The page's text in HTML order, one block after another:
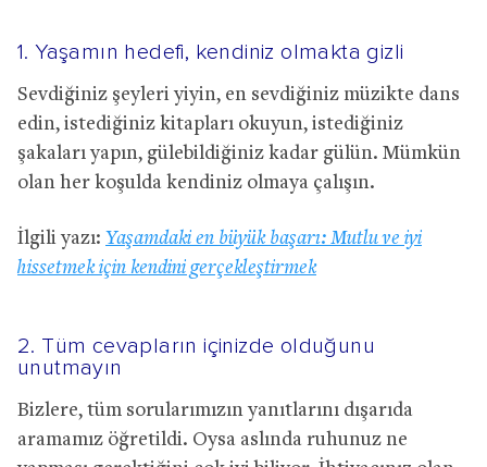
1. Yaşamın hedefi, kendiniz olmakta gizli
Sevdiğiniz şeyleri yiyin, en sevdiğiniz müzikte dans
edin, istediğiniz kitapları okuyun, istediğiniz
şakaları yapın, gülebildiğiniz kadar gülün. Mümkün
olan her koşulda kendiniz olmaya çalışın.
İlgili yazı: Yaşamdaki en büyük başarı: Mutlu ve iyi
hissetmek için kendini gerçekleştirmek
2. Tüm cevapların içinizde olduğunu
unutmayın
Bizlere, tüm sorularımızın yanıtlarını dışarıda
aramamız öğretildi. Oysa aslında ruhunuz ne